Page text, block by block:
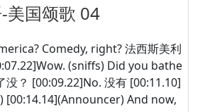
美国颂歌 04
Comedy, right? 法西斯美利
(sniffs) Did you bathe
没？ [00:09.22]No. 没有 [00:11.10]
And now,